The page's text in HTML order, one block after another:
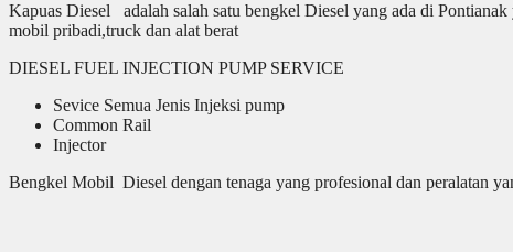
Kapuas Diesel adalah salah satu bengkel Diesel yang ada di
mobil pribadi,truck dan alat berat
DIESEL FUEL INJECTION PUMP SERVICE
Sevice Semua Jenis Injeksi pump
Common Rail
Injector
Bengkel Mobil Diesel dengan tenaga yang profesional dan peralatan